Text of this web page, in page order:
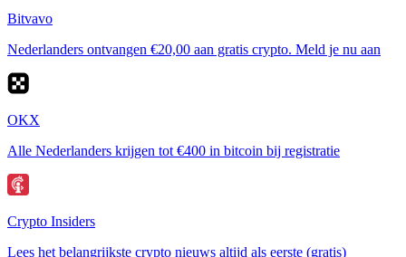
Bitvavo
Nederlanders ontvangen €20,00 aan gratis crypto. Meld je nu aan
OKX
Alle Nederlanders krijgen tot €400 in bitcoin bij registratie
Crypto Insiders
Lees het belangrijkste crypto nieuws altijd als eerste (gratis)